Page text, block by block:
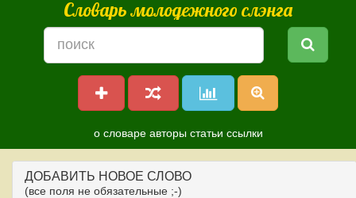
Словарь молодежного слэнга
о словаре авторы статьи ссылки
ДОБАВИТЬ НОВОЕ СЛОВО
(все поля не обязательные ;-)